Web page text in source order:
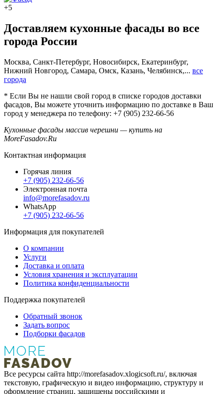
+5
Доставляем кухонные фасады во все
города России
Москва, Санкт-Петербург, Новосибирск, Екатеринбург,
Нижний Новгород, Самара, Омск, Казань, Челябинск,... все
города
* Если Вы не нашли свой город в списке городов доставки
фасадов, Вы можете уточнить информацию по доставке в Ваш
город у менеджера по телефону: +7 (905) 232-66-56
Кухонные фасады массив черешни — купить на
MoreFasadov.Ru
Контактная информация
Горячая линия
+7 (905) 232-66-56
Электронная почта
info@morefasadov.ru
WhatsApp
+7 (905) 232-66-56
Информация для покупателей
О компании
Услуги
Доставка и оплата
Условия хранения и эксплуатации
Политика конфиденциальности
Поддержка покупателей
Обратный звонок
Задать вопрос
Подборки фасадов
Все ресурсы сайта http://morefasadov.xlogicsoft.ru/, включая
текстовую, графическую и видео информацию, структуру и
оформление страниц, защищены российскими и